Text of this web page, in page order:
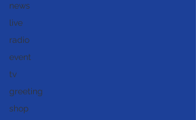
news
live
radio
event
tv
greeting
shop